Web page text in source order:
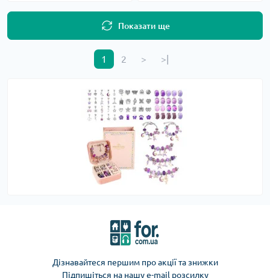
Показати ще
1 2 > >|
Дізнавайтеся першим про акції та знижки
Підпишіться на нашу e-mail розсилку